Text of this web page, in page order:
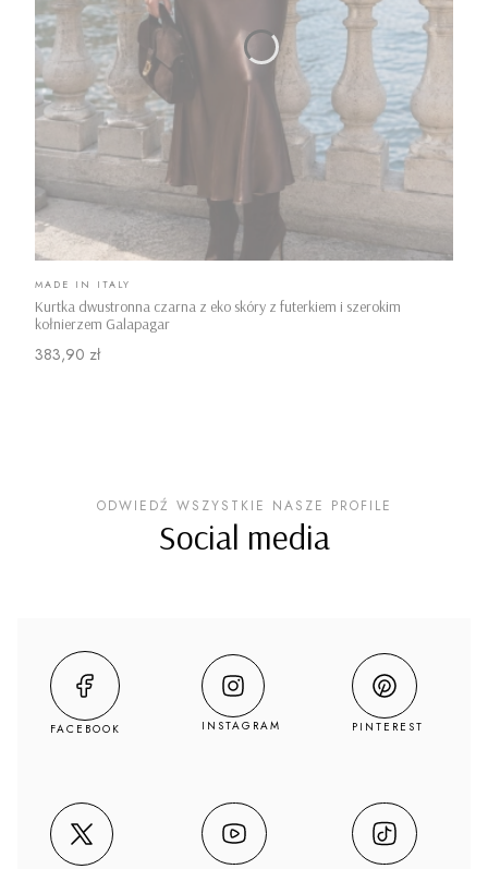
Kurtka dwustronna czarna z eko skóry z futerkiem i szerokim
kołnierzem Galapagar
PRODUCENT
MADE IN ITALY
Cena
383,90 zł
ODWIEDŹ WSZYSTKIE NASZE PROFILE
Social media
FACEBOOK INSTAGRAM PINTEREST